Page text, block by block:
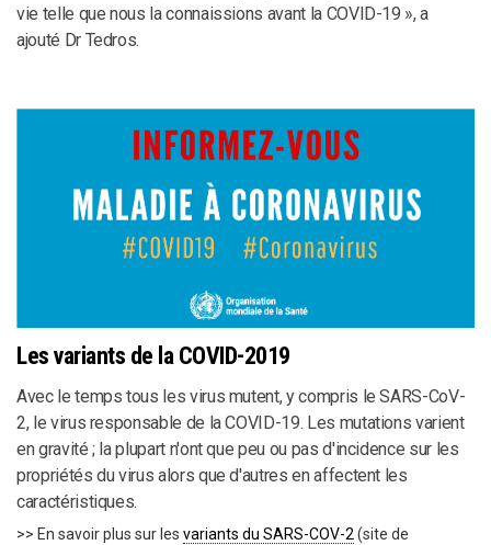
vie telle que nous la connaissions avant la COVID-19 », a
ajouté Dr Tedros.
Les variants de la COVID-2019
Avec le temps tous les virus mutent, y compris le SARS-CoV-
2, le virus responsable de la COVID-19. Les mutations varient
en gravité ; la plupart n'ont que peu ou pas d'incidence sur les
propriétés du virus alors que d'autres en affectent les
caractéristiques.
>> En savoir plus sur les variants du SARS-COV-2(site de